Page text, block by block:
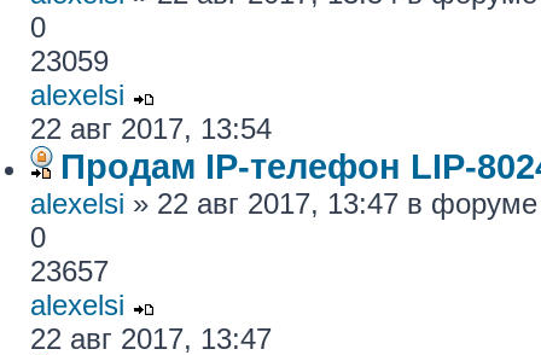
0
23059
alexelsi
22 авг 2017, 13:54
Продам IP-телефон LIP-
alexelsi » 22 авг 2017, 13:47 в
0
23657
alexelsi
22 авг 2017, 13:47